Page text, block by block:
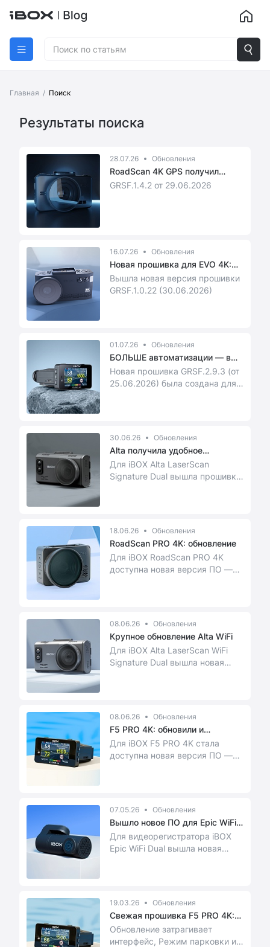
Главная / Поиск
Результаты поиска
28.07.26 Обновления
RoadScan 4K GPS получил
новую пр...
GRSF.1.4.2 от 29.06.2026
16.07.26 Обновления
Новая прошивка для EVO 4K:
повыс...
Вышла новая версия прошивки
GRSF.1.0.22 (30.06.2026)
01.07.26 Обновления
БОЛЬШЕ автоматизации — в
новой п...
Новая прошивка GRSF.2.9.3 (от
25.06.2026) была создана для
30.06.26 Обновления
Alta получила удобное
обновление...
Для iBOX Alta LaserScan
Signature Dual вышла прошивка
18.06.26 Обновления
RoadScan PRO 4K: обновление
Для iBOX RoadScan PRO 4K
доступна новая версия ПО —
08.06.26 Обновления
Крупное обновление Alta WiFi
Для iBOX Alta LaserScan WiFi
Signature Dual вышла новая
08.06.26 Обновления
F5 PRO 4K: обновили и
доработали
Для iBOX F5 PRO 4K стала
доступна новая версия ПО —
07.05.26 Обновления
Вышло новое ПО для Epic WiFi
Dual
Для видеорегистратора iBOX
Epic WiFi Dual вышла новая
19.03.26 Обновления
Свежая прошивка F5 PRO 4K:
обнов...
Обновление затрагивает
интерфейс, Режим парковки и,